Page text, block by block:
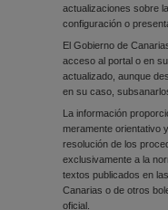
actualizaciones sobre
configuración o
El Gobierno de
acceso al portal o en
actualizado, aunque
en su caso,
La información
meramente orientativo
resolución de los
exclusivamente a la
textos publicados en
Canarias o de otros
oficial.